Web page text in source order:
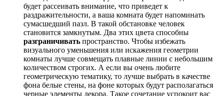
будет рассеивать внимание, что приведет к
раздражительности, а ваша комната будет напоминать
сумасшедший пазл. В такой обстановке человек
становится замкнутым. Два этих цвета способны
разграничивать пространство. Чтобы избежать
визуального уменьшения или искажения геометрии
комнаты лучше совмещать плавные линии с небольшим
количеством строгих. А если вы очень любите
геометрическую тематику, то лучше выбрать в качестве
фона белые стены, на фоне которых будут располагаться
черные элементы декора. Такое сочетание успокоит вас